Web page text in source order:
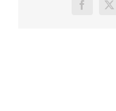
Facebook
X